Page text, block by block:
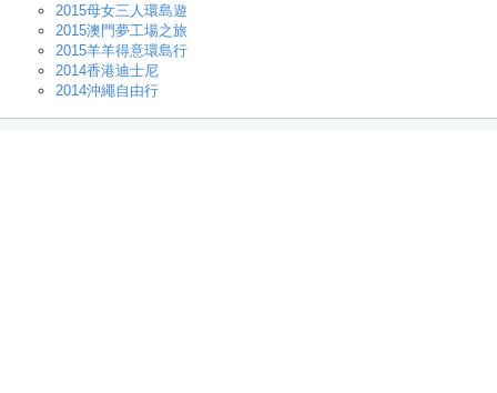
2015母女三人環島遊
2015澳門夢工場之旅
2015羊羊得意環島行
2014香港迪士尼
2014沖繩自由行